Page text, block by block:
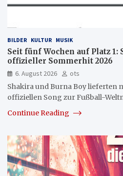
BILDER KULTUR MUSIK
Seit fünf Wochen auf Platz 1:
offizieller Sommerhit 2026
6. August 2026
ots
Shakira und Burna Boy lieferten
offiziellen Song zur Fußball-
Continue Reading